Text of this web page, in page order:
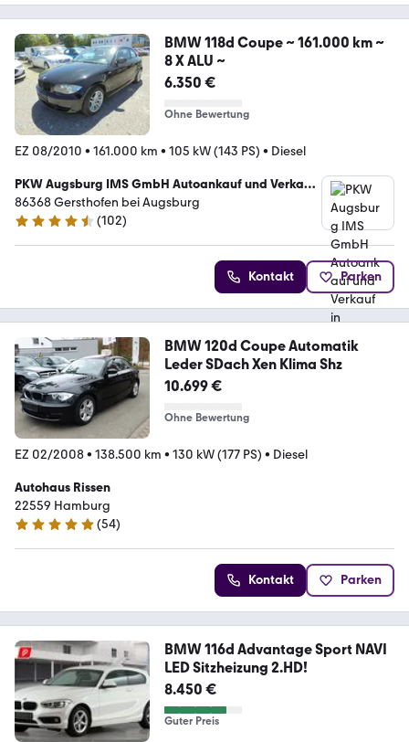
BMW 118d Coupe ~ 161.000 km ~
8 X ALU ~
6.350 €
Ohne Bewertung
EZ 08/2010 • 161.000 km • 105 kW (143 PS) • Diesel
PKW Augsburg IMS GmbH Autoankauf und Verkauf
in Gersthofen bei Augsburg
86368 Gersthofen bei Augsburg
4.3 Sterne
(102)
Kontakt Parken
BMW 120d Coupe Automatik
Leder SDach Xen Klima Shz
10.699 €
Ohne Bewertung
EZ 02/2008• 138.500 km • 130 kW (177 PS) • Diesel
Autohaus Rissen
22559 Hamburg
5 Sterne
(54)
Kontakt Parken
BMW 116d Advantage Sport NAVI
LED Sitzheizung 2.HD!
8.450 €
Guter Preis